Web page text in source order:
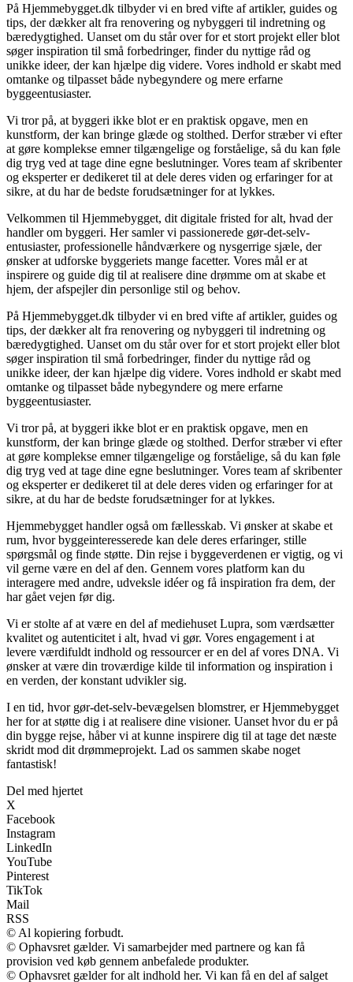
På Hjemmebygget.dk tilbyder vi en bred vifte af artikler, guides og
tips, der dækker alt fra renovering og nybyggeri til indretning og
bæredygtighed. Uanset om du står over for et stort projekt eller blot
søger inspiration til små forbedringer, finder du nyttige råd og
unikke ideer, der kan hjælpe dig videre. Vores indhold er skabt med
omtanke og tilpasset både nybegyndere og mere erfarne
byggeentusiaster.
Vi tror på, at byggeri ikke blot er en praktisk opgave, men en
kunstform, der kan bringe glæde og stolthed. Derfor stræber vi efter
at gøre komplekse emner tilgængelige og forståelige, så du kan føle
dig tryg ved at tage dine egne beslutninger. Vores team af skribenter
og eksperter er dedikeret til at dele deres viden og erfaringer for at
sikre, at du har de bedste forudsætninger for at lykkes.
Velkommen til Hjemmebygget, dit digitale fristed for alt, hvad der
handler om byggeri. Her samler vi passionerede gør-det-selv-
entusiaster, professionelle håndværkere og nysgerrige sjæle, der
ønsker at udforske byggeriets mange facetter. Vores mål er at
inspirere og guide dig til at realisere dine drømme om at skabe et
hjem, der afspejler din personlige stil og behov.
På Hjemmebygget.dk tilbyder vi en bred vifte af artikler, guides og
tips, der dækker alt fra renovering og nybyggeri til indretning og
bæredygtighed. Uanset om du står over for et stort projekt eller blot
søger inspiration til små forbedringer, finder du nyttige råd og
unikke ideer, der kan hjælpe dig videre. Vores indhold er skabt med
omtanke og tilpasset både nybegyndere og mere erfarne
byggeentusiaster.
Vi tror på, at byggeri ikke blot er en praktisk opgave, men en
kunstform, der kan bringe glæde og stolthed. Derfor stræber vi efter
at gøre komplekse emner tilgængelige og forståelige, så du kan føle
dig tryg ved at tage dine egne beslutninger. Vores team af skribenter
og eksperter er dedikeret til at dele deres viden og erfaringer for at
sikre, at du har de bedste forudsætninger for at lykkes.
Hjemmebygget handler også om fællesskab. Vi ønsker at skabe et
rum, hvor byggeinteresserede kan dele deres erfaringer, stille
spørgsmål og finde støtte. Din rejse i byggeverdenen er vigtig, og vi
vil gerne være en del af den. Gennem vores platform kan du
interagere med andre, udveksle idéer og få inspiration fra dem, der
har gået vejen før dig.
Vi er stolte af at være en del af mediehuset Lupra, som værdsætter
kvalitet og autenticitet i alt, hvad vi gør. Vores engagement i at
levere værdifuldt indhold og ressourcer er en del af vores DNA. Vi
ønsker at være din troværdige kilde til information og inspiration i
en verden, der konstant udvikler sig.
I en tid, hvor gør-det-selv-bevægelsen blomstrer, er Hjemmebygget
her for at støtte dig i at realisere dine visioner. Uanset hvor du er på
din bygge rejse, håber vi at kunne inspirere dig til at tage det næste
skridt mod dit drømmeprojekt. Lad os sammen skabe noget
fantastisk!
Del med hjertet
X
Facebook
Instagram
LinkedIn
YouTube
Pinterest
TikTok
Mail
RSS
© Al kopiering forbudt.
© Ophavsret gælder. Vi samarbejder med partnere og kan få
provision ved køb gennem anbefalede produkter.
© Ophavsret gælder for alt indhold her. Vi kan få en del af salget